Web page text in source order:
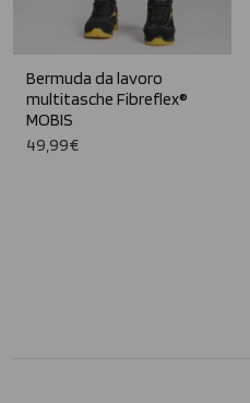
Bermuda da lavoro
multitasche Fibreflex®
MOBIS
49,99€